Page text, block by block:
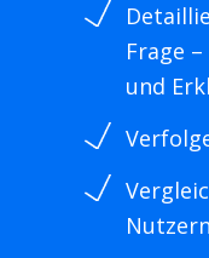
Frage
und